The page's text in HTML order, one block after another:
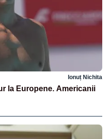
Ionuț Nichita
la Europene. Americanii